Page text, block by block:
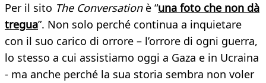
Per il sito The Conversationè “una foto che non dà
tregua”. Non solo perché continua a inquietare
con il suo carico di orrore – l’orrore di ogni guerra,
lo stesso a cui assistiamo oggi a Gaza e in Ucraina
- ma anche perché la sua storia sembra non voler